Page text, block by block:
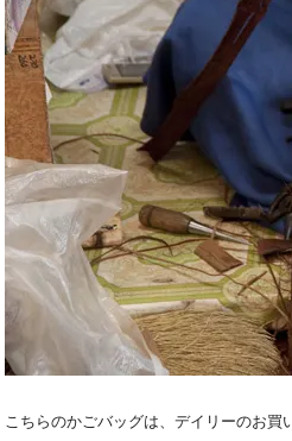
こちらのかごバッグは、デイリーのお買